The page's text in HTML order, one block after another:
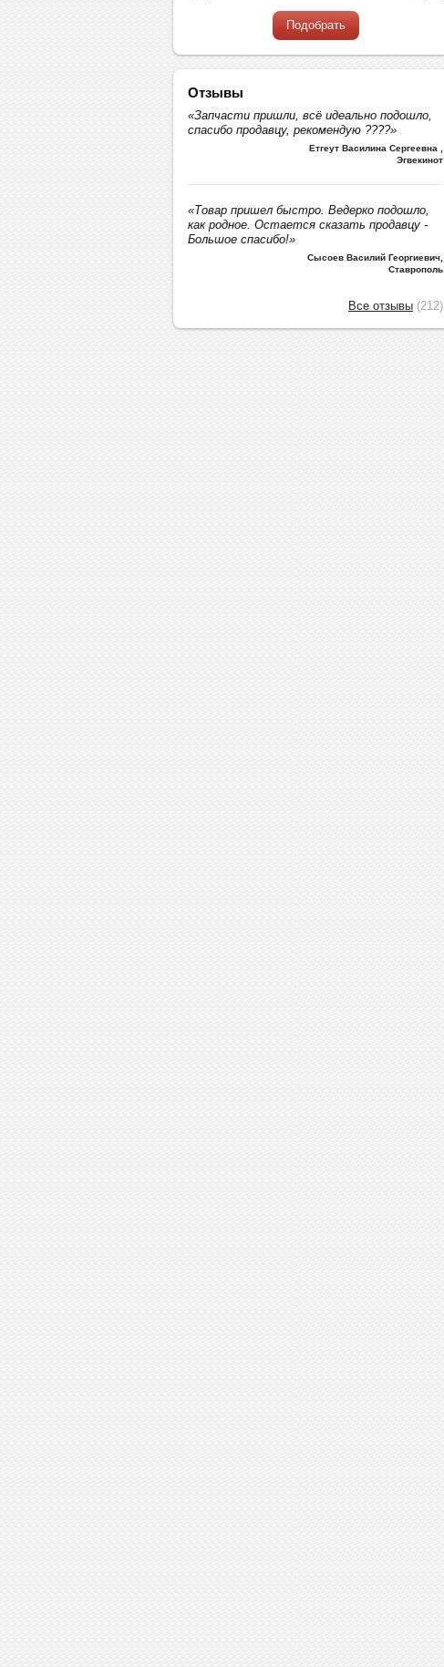
Подобрать
Отзывы
«Запчасти пришли, всё идеально подошло,
спасибо продавцу, рекомендую ????»
Етгеут Василина Сергеевна
Эгвекинот
«Товар пришел быстро. Ведерко подошло,
как родное. Остается сказать продавцу -
Большое спасибо!»
Сысоев Василий Георгиевич
Ставрополь
Все отзывы (212)